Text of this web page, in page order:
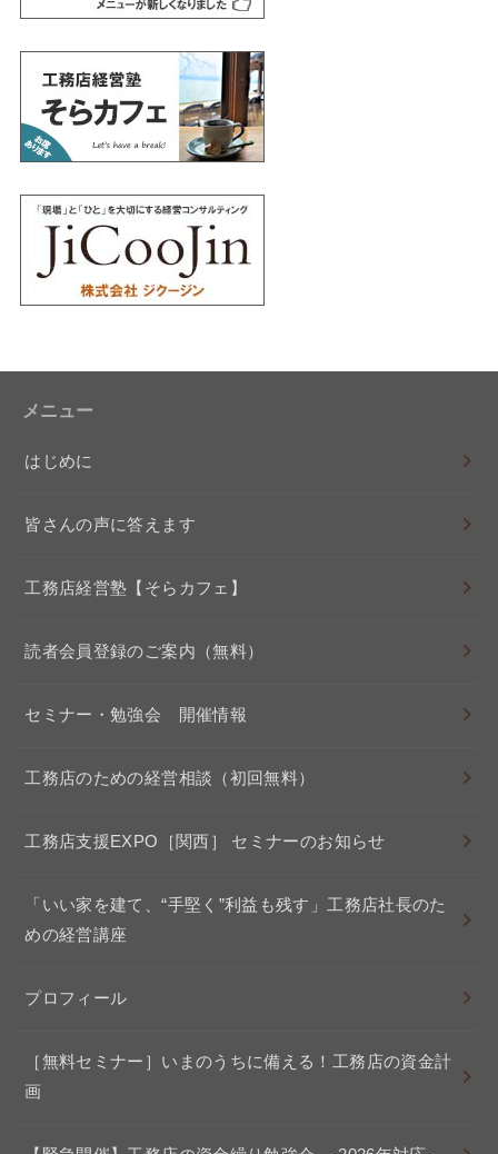
メニュー
はじめに
皆さんの声に答えます
工務店経営塾【そらカフェ】
読者会員登録のご案内（無料）
セミナー・勉強会 開催情報
工務店のための経営相談（初回無料）
工務店支援EXPO［関西］ セミナーのお知らせ
「いい家を建て、“手堅く”利益も残す」工務店社長のた
めの経営講座
プロフィール
［無料セミナー］いまのうちに備える！工務店の資金計
画